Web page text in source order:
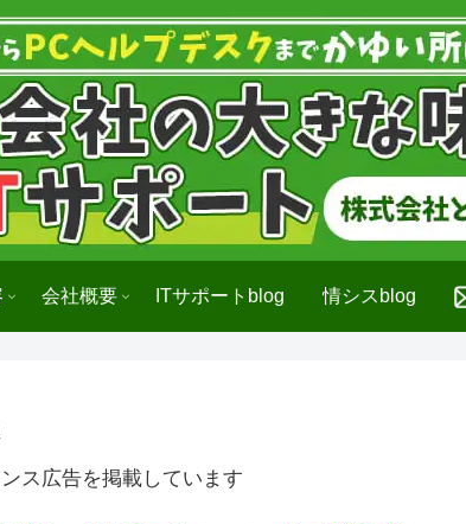
会社概要 ITサポートblog 情シスblog
ス広告を掲載しています